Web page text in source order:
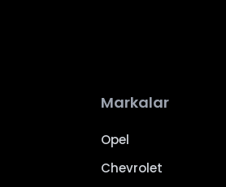
Markalar
Opel
Chevrolet